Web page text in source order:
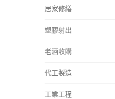
居家修繕
塑膠射出
老酒收購
代工製造
工業工程